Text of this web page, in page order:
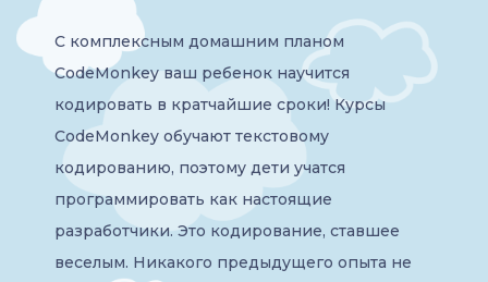
С комплексным домашним планом
CodeMonkey ваш ребенок научится
кодировать в кратчайшие сроки! Курсы
CodeMonkey обучают текстовому
кодированию, поэтому дети учатся
программировать как настоящие
разработчики. Это кодирование, ставшее
веселым. Никакого предыдущего опыта не